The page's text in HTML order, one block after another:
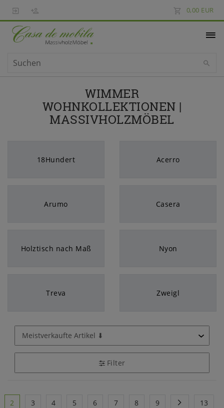
0,00 EUR
WIMMER
WOHNKOLLEKTIONEN |
MASSIVHOLZMÖBEL
18Hundert Acerro
Arumo Casera
Holztisch nach Maß Nyon
Treva Zweigl
Filter
2 3 4 5 6 7 8 9 13